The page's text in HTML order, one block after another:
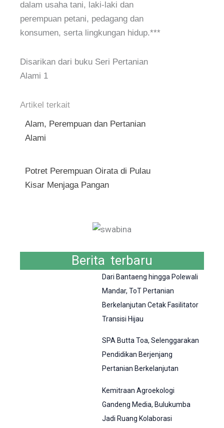
dalam usaha tani, laki-laki dan
perempuan petani, pedagang dan
konsumen, serta lingkungan hidup.***
Disarikan dari buku Seri Pertanian
Alami 1
Artikel terkait
Alam, Perempuan dan Pertanian
Alami
Potret Perempuan Oirata di Pulau
Kisar Menjaga Pangan
Berita terbaru
Dari Bantaeng hingga Polewali
Mandar, ToT Pertanian
Berkelanjutan Cetak Fasilitator
Transisi Hijau
SPA Butta Toa, Selenggarakan
Pendidikan Berjenjang
Pertanian Berkelanjutan
Kemitraan Agroekologi
Gandeng Media, Bulukumba
Jadi Ruang Kolaborasi